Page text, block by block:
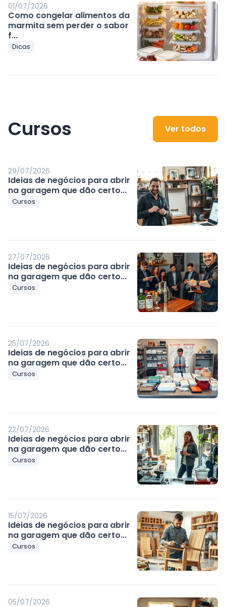
01/07/2026
Como congelar alimentos da
marmita sem perder o sabor
f...
Dicas
Cursos Ver todos
29/07/2026
Ideias de negócios para abrir
na garagem que dão certo...
Cursos
27/07/2026
Ideias de negócios para abrir
na garagem que dão certo...
Cursos
25/07/2026
Ideias de negócios para abrir
na garagem que dão certo...
Cursos
22/07/2026
Ideias de negócios para abrir
na garagem que dão certo...
Cursos
15/07/2026
Ideias de negócios para abrir
na garagem que dão certo...
Cursos
05/07/2026